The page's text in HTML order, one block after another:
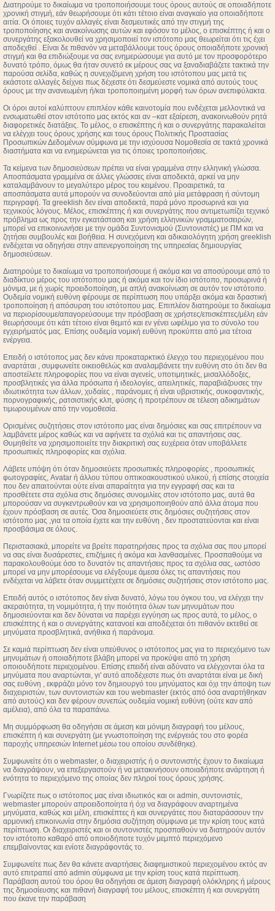
Διατηρούμε το δικαίωμα να τροποποιήσουμε τους όρους αυτούς σε οποιαδήποτε
χρονική στιγμή, εάν θεωρήσουμε ότι κάτι τέτοιο είναι αναγκαίο για οποιαδήποτε
αιτία. Οι όποιες τυχόν αλλαγές είναι δεσμευτικές από την στιγμή της
τροποποίησης και ανακοίνωσης αυτών και εφόσον το μέλος, ο επισκέπτης ή και ο
συνεργάτης εξακολουθεί να χρησιμοποιεί τον ιστότοπο μας θεωρείται ότι τις έχει
αποδεχθεί . Είναι δε πιθανόν να μεταβάλλουμε τους όρους οποιαδήποτε χρονική
στιγμή και θα επιδιώξουμε να σας ενημερώσουμε για αυτό με τον προσφορότερο
δυνατό τρόπο, όμως θα ήταν συνετό εκ μέρους σας να ξαναδιαβάζετε τακτικά την
παρούσα σελίδα, καθώς η συνεχιζόμενη χρήση του ιστότοπου μας μετά τις
εκάστοτε αλλαγές δείχνει πως δέχεστε ότι δεσμεύεστε νομικά από αυτούς τους
όρους με την ανανεωμένη ή/και τροποποιημένη μορφή των όρων ανεπιφύλακτα.
Οι όροι αυτοί καλύπτουν επιπλέον κάθε καινοτομία που ενδέχεται μελλοντικά να
ενσωματωθεί στον ιστότοπο μας εκτός και αν –κατ εξαίρεση, ανακοινωθούν ρητά
διαφορετικές διατάξεις. Το μέλος, ο επισκέπτης ή και ο συνεργάτης παρακαλείται
να ελέγχει τους όρους χρήσης και τους όρους Πολιτικής Προστασίας
Προσωπικών Δεδομένων σύμφωνα με την ισχύουσα Νομοθεσία σε τακτά χρονικά
διαστήματα και να ενημερώνεται για τις όποιες τροποποιήσεις.
Τα κείμενα των δημοσιεύσεων πρέπει να είναι γραμμένα στην ελληνική γλώσσα.
Αποσπάσματα γραμμένα σε άλλες γλώσσες είναι αποδεκτά, αρκεί να μην
καταλαμβάνουν το μεγαλύτερο μέρος του κειμένου. Προαιρετικά, τα
αποσπάσματα αυτά μπορούν να συνοδεύονται από μία μετάφραση ή σύντομη
περιγραφή. Τα greeklish δεν είναι αποδεκτά, παρά μόνο προσωρινά και για
τεχνικούς λόγους. Μέλος, επισκέπτης ή και συνεργάτης που αντιμετωπίζει τεχνικό
πρόβλημα ως προς την εγκατάσταση και χρήση ελληνικών γραμματοσειρών,
μπορεί να επικοινωνήσει με την ομάδα Συντονισμού (Συντονιστές) με ΠΜ και να
ζητήσει συμβουλές και βοήθεια. Η συνεχόμενη και αδικαιολόγητη χρήση greeklish
ενδέχεται να οδηγήσει στην απενεργοποίηση της υπηρεσίας δημιουργίας
δημοσιεύσεων.
Διατηρούμε το δικαίωμα να τροποποιήσουμε ή ακόμα και να αποσύρουμε από το
διαδίκτυο μέρος του ιστότοπου μας ή ακόμα και τον ίδιο ιστότοπο, προσωρινά ή
μόνιμα, με ή χωρίς προειδοποίηση, με απλή ανακοίνωση σε αυτόν τον ιστότοπο.
Ουδεμία νομική ευθύνη φέρουμε σε περίπτωση που υπάρξει ακόμα και δραστική
τροποποίηση ή απόσυρση του ιστότοπου μας. Επιπλέον διατηρούμε το δικαίωμα
να περιορίσουμε/απαγορεύσουμε την πρόσβαση σε χρήστες/επισκέπτες/μέλη εάν
θεωρήσουμε ότι κάτι τέτοιο είναι θεμιτό και εν γένει ωφέλιμο για το σύνολο του
εγχειρήματός μας. Επίσης ουδεμία νομική ευθύνη προκύπτει από μια τέτοια
ενέργεια.
Επειδή ο ιστότοπος μας δεν κάνει προκαταρκτικό έλεγχο του περιεχομένου που
αναρτάται , συμφωνείτε οικειοθελώς και αναλαμβάνετε την ευθύνη στο ότι δεν θα
αποστείλετε πληροφορίες που να είναι αγενείς, υποτιμητικές, μισαλλόδοξες,
προσβλητικές για άλλα πρόσωπα ή ιδεολογίες, απειλητικές, παραβιάζουσες την
ιδιωτικότητα των άλλων, χυδαίες , παράνομες ή είναι υβριστικής, συκοφαντικής,
πορνογραφικής, ρατσιστικής κλπ, φύσης ή προτρέπουν σε τέλεση αδικημάτων
τιμωρουμένων από την νομοθεσία.
Ορισμένες συζητήσεις στον ιστότοπο μας είναι δημόσιες και σας επιτρέπουν να
λαμβάνετε μέρος καθώς και να αφήνετε τα σχόλιά και τις απαντήσεις σας.
Θυμηθείτε να χρησιμοποιείτε την διακριτική σας ευχέρεια όταν υποβάλλετε
προσωπικές πληροφορίες και σχόλια.
Λάβετε υπόψη ότι όταν δημοσιεύετε προσωπικές πληροφορίες , προσωπικές
φωτογραφίες, Avatar ή άλλου τύπου οπτικοακουστικού υλικού, ή επίσης στοιχεία
που δεν απαιτούνται ούτε είναι απαραίτητα για την εγγραφή σας και τα
προσθέτετε στα σχόλια στις δημόσιες συνομιλίες στον ιστότοπο μας, αυτά θα
μπορούσαν να συγκεντρωθούν και να χρησιμοποιηθούν από άλλα άτομα που
έχουν πρόσβαση σε αυτές. Όσα δημοσιεύετε στις δημόσιες συζητήσεις στον
ιστότοπο μας ,για τα οποία έχετε και την ευθύνη , δεν προστατεύονται και είναι
προσβάσιμα σε όλους.
Περιστασιακά, μπορείτε να βρείτε παρατηρήσεις προς τα σχόλια σας που μπορεί
να σας είναι δυσάρεστες, επιζήμιες ή ακόμα και λανθασμένες. Προσπαθούμε να
παρακολουθούμε όσο το δυνατόν τις απαντήσεις προς τα σχόλια σας, ωστόσο
μπορεί να μην μπορέσουμε να ελέγξουμε άμεσα όλες τις απαντήσεις που
ενδέχεται να λάβετε όταν συμμετέχετε σε δημόσιες συζητήσεις στον ιστότοπο μας.
Επειδή αυτός ο ιστότοπος δεν είναι δυνατό, λόγω του όγκου του, να ελέγχει την
ακεραιότητα, τη νομιμότητα, ή την ποιότητα όλων των μηνυμάτων που
δημοσιεύονται και δεν δύναται να παρέχει εγγύηση ως προς αυτά, το μέλος, ο
επισκέπτης ή και ο συνεργάτης κατανοεί και αποδέχεται ότι πιθανόν εκτεθεί σε
μηνύματα προσβλητικά, ανήθικα ή παράνομα.
Σε καμιά περίπτωση δεν είναι υπεύθυνος ο ιστότοπος μας για το περιεχόμενο των
μηνυμάτων ή οποιαδήποτε βλάβη μπορεί να προκύψει από τη χρήση
οποιουδήποτε περιεχομένου. Επίσης επειδή είναι αδύνατο να ελέγχονται όλα τα
μηνύματα που αναρτώνται, γι' αυτό αποδέχεστε πως ότι αναρτάται είναι με δική
σας ευθύνη , εκφράζει μόνο τον δημιουργό του μηνύματος και όχι την άποψη των
διαχειριστών, των συντονιστών και του webmaster (εκτός από όσα αναρτήθηκαν
από αυτούς) και δεν φέρουν συνεπώς ουδεμία νομική ευθύνη (ούτε καν από
αμέλεια), από όλα τα παραπάνω.
Μη συμμόρφωση θα οδηγήσει σε άμεση και μόνιμη διαγραφή του μέλους,
επισκέπτη ή και συνεργάτη (με γνωστοποίηση της ενέργειάς του στο φορέα
παροχής υπηρεσιών Internet μέσω του οποίου συνδέθηκε).
Συμφωνείτε ότι ο webmaster, ο διαχειριστής ή ο συντονιστής έχουν το δικαίωμα
να διαγράψουν, να επεξεργαστούν ή να μετακινήσουν οποιαδήποτε ανάρτηση ή
ενότητα το περιεχόμενο της οποίας δεν πληροί τους όρους χρήσης.
Γνωρίζετε πως ο ιστότοπος μας είναι ιδιωτικός και οι admin, συντονιστές,
webmaster μπορούν απροειδοποίητα ή όχι να διαγράφουν αναρτημένα
μηνύματα, καθώς και μέλη, επισκέπτες ή και συνεργάτες που διαταράσσουν την
αρμονική επικοινωνία στην δημόσια συζήτηση σύμφωνα με την κρίση τους κατά
περίπτωση. Οι διαχειριστές και οι συντονιστές προσπαθούν να διατηρούν αυτόν
τον ιστότοπο καθαρό από οποιοδήποτε τυχόν μεμπτό περιεχόμενο
επεμβαίνοντας και ενίοτε διαγράφοντάς το.
Συμφωνείτε πως δεν θα κάνετε αναρτήσεις διαφημιστικού περιεχομένου εκτός αν
αυτό επιτραπεί από admin σύμφωνα με την κρίση τους κατά περίπτωση.
Παράβαση αυτού του όρου θα οδηγήσει σε άμεση διαγραφή ολόκληρης ή μέρους
της δημοσίευσης και πιθανή διαγραφή του μέλους, επισκέπτη ή και συνεργάτη
που έκανε την παράβαση